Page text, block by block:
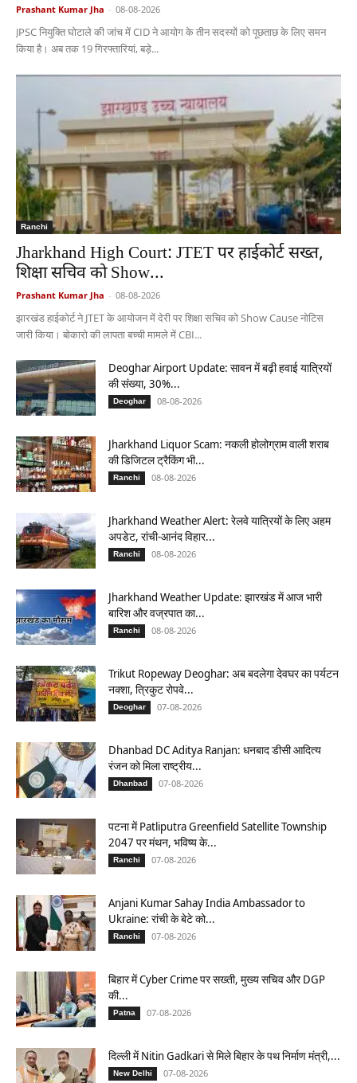
Prashant Kumar Jha - 08-08-2026
JPSC नियुक्ति घोटाले की जांच में CID ने आयोग के तीन सदस्यों को पूछताछ के लिए समन
किया है। अब तक 19 गिरफ्तारियां, बड़े...
Ranchi
Jharkhand High Court: JTET पर हाईकोर्ट सख्त,
शिक्षा सचिव को Show...
Prashant Kumar Jha - 08-08-2026
झारखंड हाईकोर्ट ने JTET के आयोजन में देरी पर शिक्षा सचिव को Show Cause नोटिस
जारी किया। बोकारो की लापता बच्ची मामले में CBI...
Deoghar Airport Update: सावन में बढ़ी हवाई यात्रियों
की संख्या, 30%...
Deoghar 08-08-2026
Jharkhand Liquor Scam: नकली होलोग्राम वाली शराब
की डिजिटल ट्रैकिंग भी...
Ranchi 08-08-2026
Jharkhand Weather Alert: रेलवे यात्रियों के लिए अहम
अपडेट, रांची-आनंद विहार...
Ranchi 08-08-2026
Jharkhand Weather Update: झारखंड में आज भारी
बारिश और वज्रपात का...
Ranchi 08-08-2026
Trikut Ropeway Deoghar: अब बदलेगा देवघर का पर्यटन
नक्शा, त्रिकुट रोपवे...
Deoghar 07-08-2026
Dhanbad DC Aditya Ranjan: धनबाद डीसी आदित्य
रंजन को मिला राष्ट्रीय...
Dhanbad 07-08-2026
पटना में Patliputra Greenfield Satellite Township
2047 पर मंथन, भविष्य के...
Ranchi 07-08-2026
Anjani Kumar Sahay India Ambassador to
Ukraine: रांची के बेटे को...
Ranchi 07-08-2026
बिहार में Cyber Crime पर सख्ती, मुख्य सचिव और DGP
की...
Patna 07-08-2026
दिल्ली में Nitin Gadkari से मिले बिहार के पथ निर्माण मंत्री,...
New Delhi 07-08-2026